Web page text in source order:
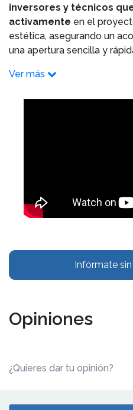
inversores y técnicos
activamente en el
estética, asegurando un
una apertura sencilla y
Ver más
Infórmate
Opiniones
¿Quieres dar tu opinión?